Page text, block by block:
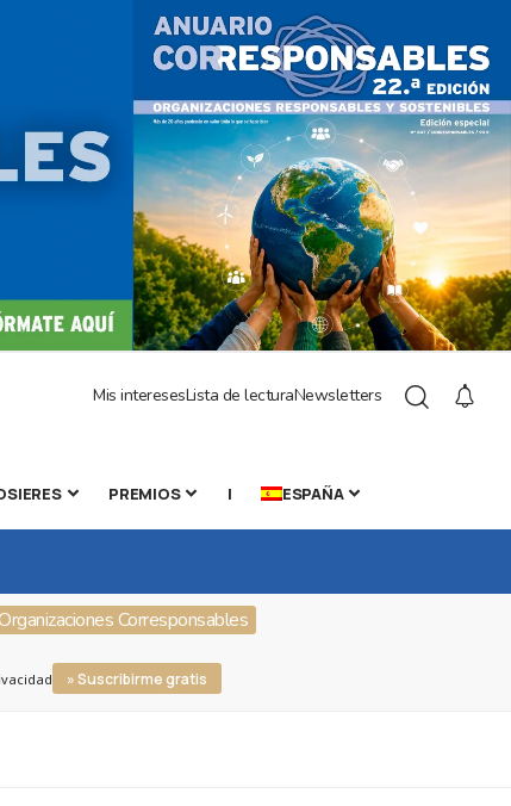
Mis interesesLista de lecturaNewsletters
PREMIOS | ESPAÑA
Corresponsables
» Suscribirme gratis